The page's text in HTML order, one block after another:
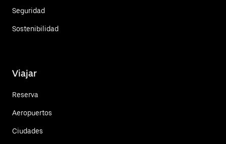
Seguridad
Sostenibilidad
Viajar
Reserva
Aeropuertos
Ciudades